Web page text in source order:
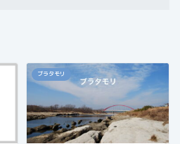
ブラタモリ